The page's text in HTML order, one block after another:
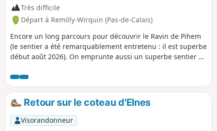
Très difficile
Départ à Remilly-Wirquin (Pas-de-Calais)
Encore un long parcours pour découvrir le Ravin de Pihem
(le sentier a été remarquablement entretenu : il est superbe
début août 2026). On emprunte aussi un superbe sentier au
d’œil aux anciennes carrières de Cléty. Randonnée facile à
scinder en deux parcours.
Retour sur le coteau d'Elnes
Visorandonneur